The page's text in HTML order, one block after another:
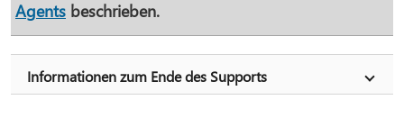
Agents beschrieben.
Informationen zum Ende des Supports